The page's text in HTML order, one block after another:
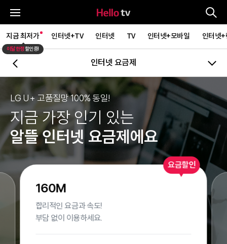
지금 최저가 인터넷+TV 인터넷 TV 인터넷+모바일 인터넷+
이달 한정할인중!
인터넷 요금제
LG U+ 고품질망 100% 동일!
지금 가장 인기 있는
알뜰 인터넷 요금제에요
요금할인
160M
합리적인 요금과 속도!
부담 없이 이용하세요.